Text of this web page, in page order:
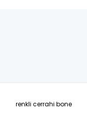
renkli cerrahi bone